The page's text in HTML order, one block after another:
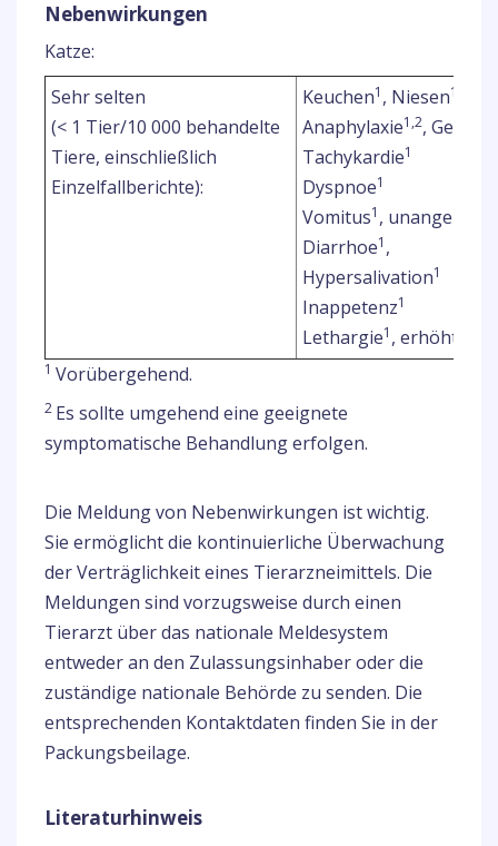
Nebenwirkungen
Katze:
Sehr selten
(< 1 Tier/10 000 behandelte
Tiere, einschließlich
Einzelfallberichte):
Keuchen1 , Niesen1
Anaphylaxie1,2,
Tachykardie1
Dyspnoe1
Vomitus1 ,
Diarrhoe1 ,
Hypersalivation1
Inappetenz1
Lethargie1 , erhöhte
1 Vorübergehend.
2 Es sollte umgehend eine geeignete
symptomatische Behandlung erfolgen.
Die Meldung von Nebenwirkungen ist wichtig.
Sie ermöglicht die kontinuierliche Überwachung
der Verträglichkeit eines Tierarzneimittels. Die
Meldungen sind vorzugsweise durch einen
Tierarzt über das nationale Meldesystem
entweder an den Zulassungsinhaber oder die
zuständige nationale Behörde zu senden. Die
entsprechenden Kontaktdaten finden Sie in der
Packungsbeilage.
Literaturhinweis